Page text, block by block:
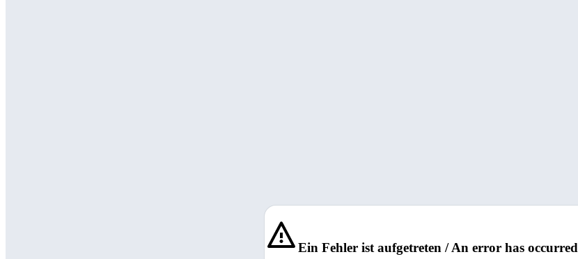
Ein Fehler ist aufgetreten / An error has occurred